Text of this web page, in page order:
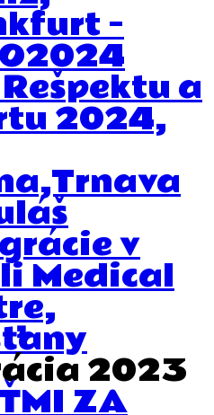
–
a
2024,
v
Medical
2023
ZA